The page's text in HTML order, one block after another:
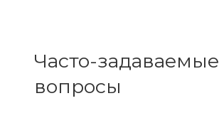
Часто-задаваемые
вопросы